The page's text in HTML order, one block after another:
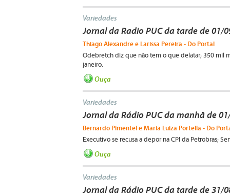
Variedades
Jornal da Radio PUC da tarde de 01/
Thiago Alexandre e Larissa Pereira - Do Portal
Odebretch diz que não tem o que delatar; 350 mil
janeiro.
Ouça
Variedades
Jornal da Rádio PUC da manhã de
Bernardo Pimentel e Maria Luiza Portella - Do
Executivo se recusa a depor na CPI da Petrobras;
Ouça
Variedades
Jornal da Rádio PUC da tarde de 31/